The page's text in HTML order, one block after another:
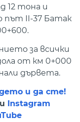
12 тона и
ІІ-37 Батак
за всички
от км 0+000
дървета.
и да сте!
и
Instagram